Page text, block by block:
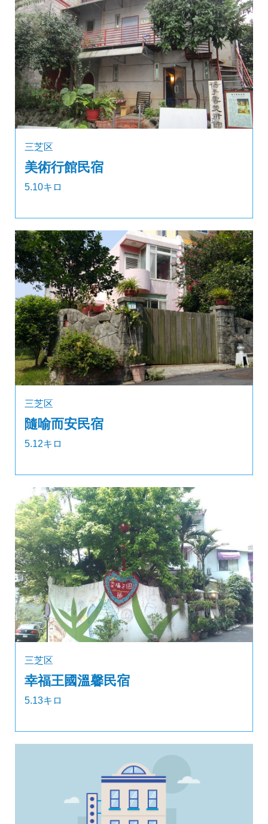
三芝区
美術行館民宿
5.10キロ
三芝区
隨喻而安民宿
5.12キロ
三芝区
幸福王國溫馨民宿
5.13キロ